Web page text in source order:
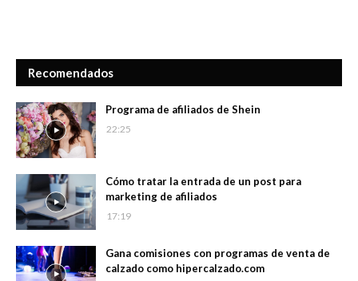
Recomendados
Programa de afiliados de Shein
22:25
Cómo tratar la entrada de un post para
marketing de afiliados
17:19
Gana comisiones con programas de venta de
calzado como hipercalzado.com